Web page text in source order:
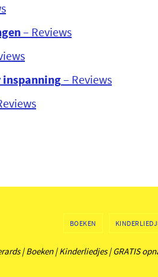
– Reviews
inspanning– Reviews
BOEKEN
| Boeken | Kinderliedjes | GRATIS